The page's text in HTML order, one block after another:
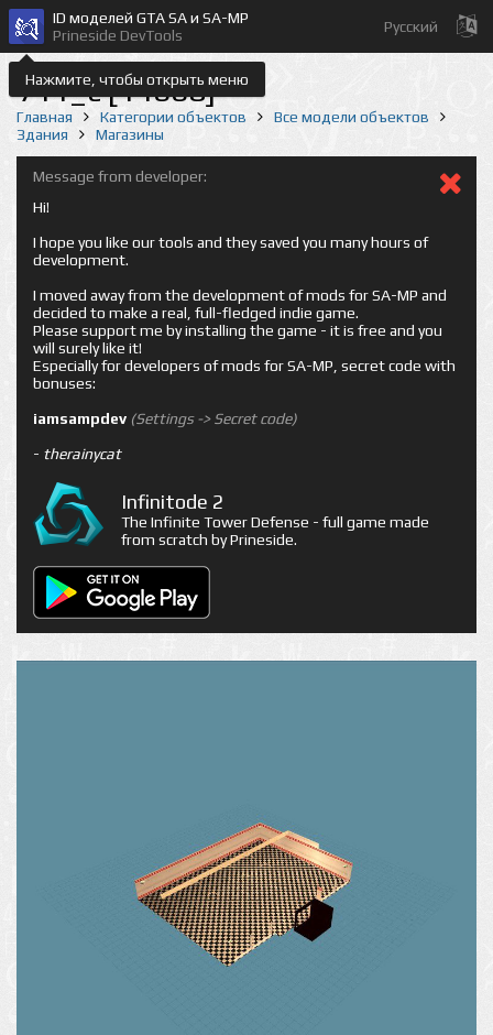
Нажмите, чтобы открыть меню
ID моделей GTA SA и SA-MP
Prineside DevTools
Русский
711_c [14668]
Главная Категории объектов
Все модели объектов
Здания
Магазины
Message from developer:
Hi!
I hope you like our tools and they saved you many hours of
development.
I moved away from the development of mods for SA-MP and
decided to make a real, full-fledged indie game.
Please support me by installing the game - it is free and you
will surely like it!
Especially for developers of mods for SA-MP, secret code with
bonuses:
iamsampdev (Settings -> Secret code)
- therainycat
Infinitode 2
The Infinite Tower Defense - full game made
from scratch by Prineside.